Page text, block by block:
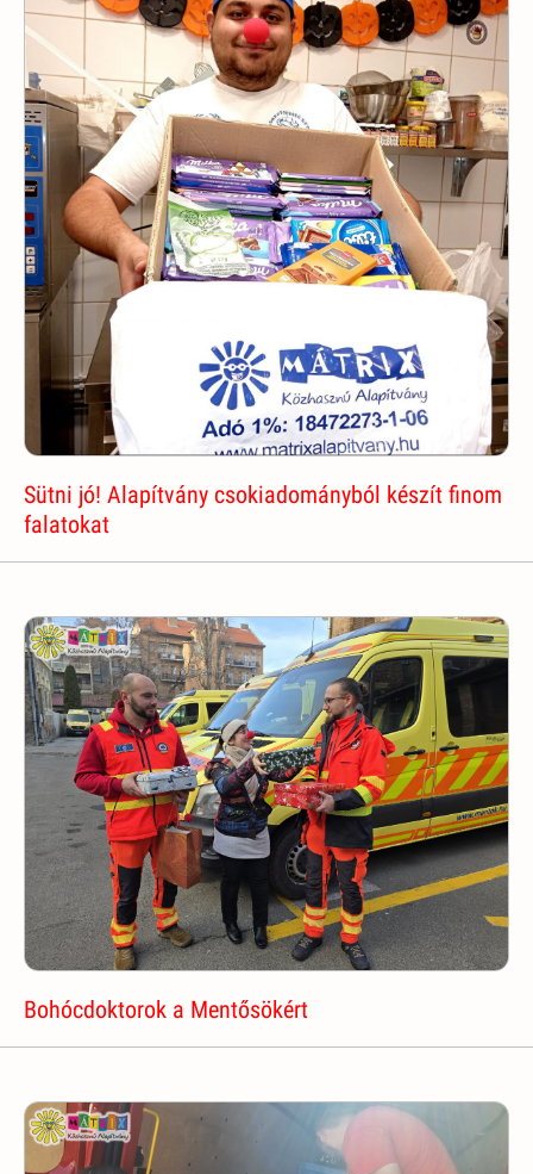
Sütni jó! Alapítvány csokiadományból készít finom
falatokat
Bohócdoktorok a Mentősökért